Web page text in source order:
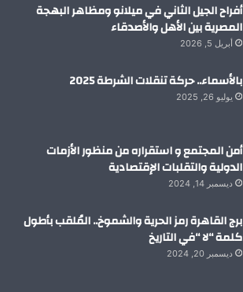
أفراح الجيل الثاني في ميلانو ومظاهر البهجة
المصرية بين الأهل والأصدقاء
أبريل 5, 2026
بالأسماء.. حركة تنقلات الشرطة 2025
يوليو 26, 2025
أمن المجتمع و استقراره من منظور الأزمات
الدولية والتقلبات الإقتصادية
ديسمبر 14, 2024
برج القاهرة رمز الحرية والشموخ.. المُلقب بأطول
كلمة “لا “في التاريخ
ديسمبر 20, 2024